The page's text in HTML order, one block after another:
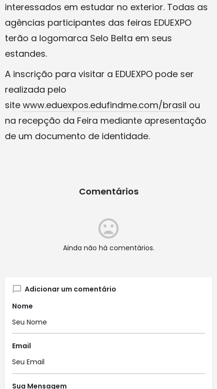
interessados em estudar no exterior. Todas as
agências participantes das feiras EDUEXPO
terão a logomarca Selo Belta em seus
estandes.
A inscrição para visitar a EDUEXPO pode ser
realizada pelo
site www.eduexpos.edufindme.com/brasil ou
na recepção da Feira mediante apresentação
de um documento de identidade.
Comentários
Ainda não há comentários.
Adicionar um comentário
Nome
Email
Sua Mensagem